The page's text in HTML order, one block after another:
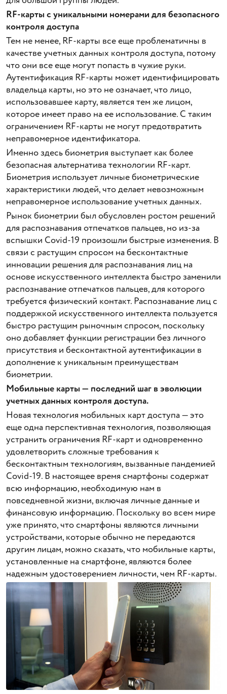
RF-карты с уникальными номерами для безопасного
контроля доступа
Тем не менее, RF-карты все еще проблематичны в
качестве учетных данных контроля доступа, потому
что они все еще могут попасть в чужие руки.
Аутентификация RF-карты может идентифицировать
владельца карты, но это не означает, что лицо,
использовавшее карту, является тем же лицом,
которое имеет право на ее использование. С таким
ограничением RF-карты не могут предотвратить
неправомерное идентификатора.
Именно здесь биометрия выступает как более
безопасная альтернатива технологии RF-карт.
Биометрия использует личные биометрические
характеристики людей, что делает невозможным
неправомерное использование учетных данных.
Рынок биометрии был обусловлен ростом решений
для распознавания отпечатков пальцев, но из-за
вспышки Covid-19 произошли быстрые изменения. В
связи с растущим спросом на бесконтактные
инновации решения для распознавания лиц на
основе искусственного интеллекта быстро заменили
распознавание отпечатков пальцев, для которого
требуется физический контакт. Распознавание лиц с
поддержкой искусственного интеллекта пользуется
быстро растущим рыночным спросом, поскольку
оно добавляет функции регистрации без личного
присутствия и бесконтактной аутентификации в
дополнение к уникальным преимуществам
биометрии.
Мобильные карты — последний шаг в эволюции
учетных данных контроля доступа.
Новая технология мобильных карт доступа — это
еще одна перспективная технология, позволяющая
устранить ограничения RF-карт и одновременно
удовлетворить сложные требования к
бесконтактным технологиям, вызванные пандемией
Covid-19. В настоящее время смартфоны содержат
всю информацию, необходимую нам в
повседневной жизни, включая личные данные и
финансовую информацию. Поскольку во всем мире
уже принято, что смартфоны являются личными
устройствами, которые обычно не передаются
другим лицам, можно сказать, что мобильные карты,
установленные на смартфоне, являются более
надежным удостоверением личности, чем RF-карты.